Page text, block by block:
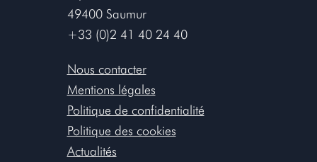
49400 Saumur
+33 (0)2 41 40 24 40
Nous contacter
Mentions légales
Politique de confidentialité
Politique des cookies
Actualités